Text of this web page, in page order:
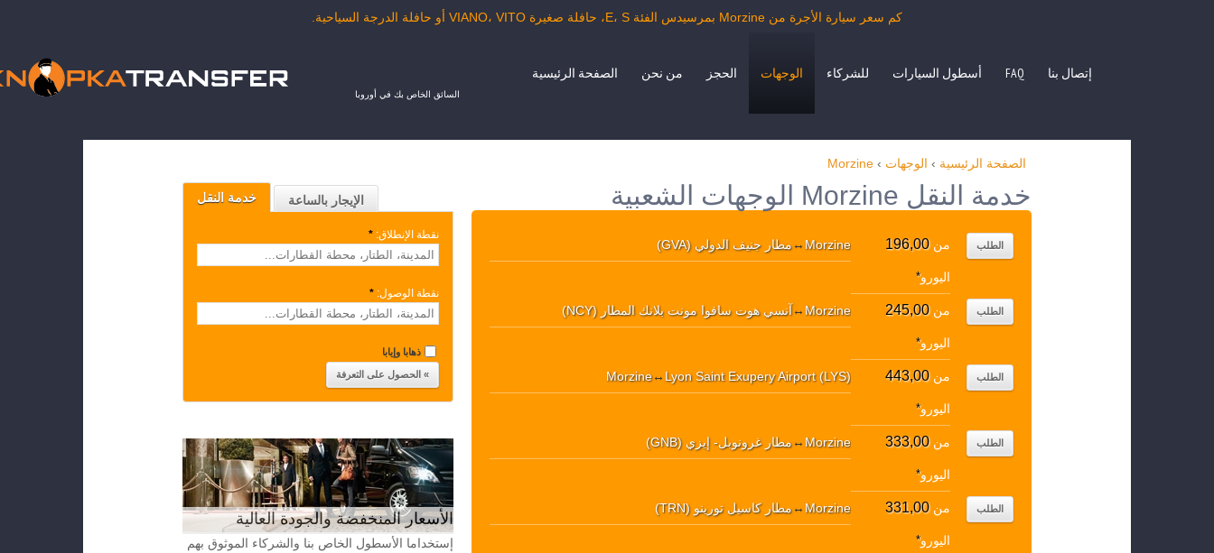
كم سعر سيارة الأجرة من Morzine بمرسيدس الفئة E، S، حافلة صغيرة VIANO، VITO أو حافلة الدرجة السياحية.
السائق الخاص بك في أوروبا
الصفحة الرئيسية من نحن الحجز الوجهات للشركاء أسطول السيارات FAQ إتصال بنا
الصفحة الرئيسية › الوجهات ›
Morzine
خدمة النقل الإيجار بالساعة
نقطة الإنطلاق: *
نقطة الوصول: *
ذهابا وإيابا
الأسعار المنخفضة والجودة العالية
إستخداما الأسطول الخاص بنا والشركاء الموثوق بهم
خدمة النقل Morzine الوجهات الشعبية
Morzine
↔مطار جنيف الدولي (GVA) من196,00
اليورو*
الطلب
Morzine
↔ آنسي هوت سافوا مونت بلانك المطار (NCY) من245,00
اليورو*
الطلب
Morzine↔ Lyon Saint Exupery Airport (LYS) من443,00
اليورو*
الطلب
Morzine
↔مطار غرونوبل- إيزي (GNB) من333,00
اليورو*
الطلب
Morzine
↔مطار كاسيل تورينو (TRN) من331,00
اليورو*
الطلب